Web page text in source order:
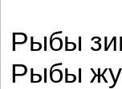
Рыбы
Рыбы